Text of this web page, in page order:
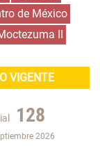
de México
II
VIGENTE
128
2026